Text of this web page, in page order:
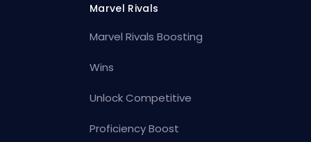
Marvel Rivals
Marvel Rivals Boosting
Wins
Unlock Competitive
Proficiency Boost